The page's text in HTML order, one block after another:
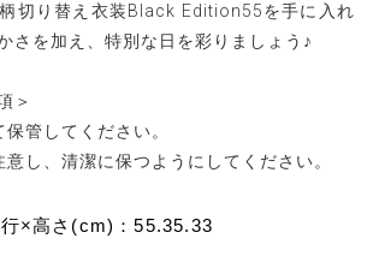
切り替え衣装Black Edition55を手に入れ
さを加え、特別な日を彩りましょう♪
＞
管してください。
し、清潔に保つようにしてください。
×高さ(cm)：55.35.33